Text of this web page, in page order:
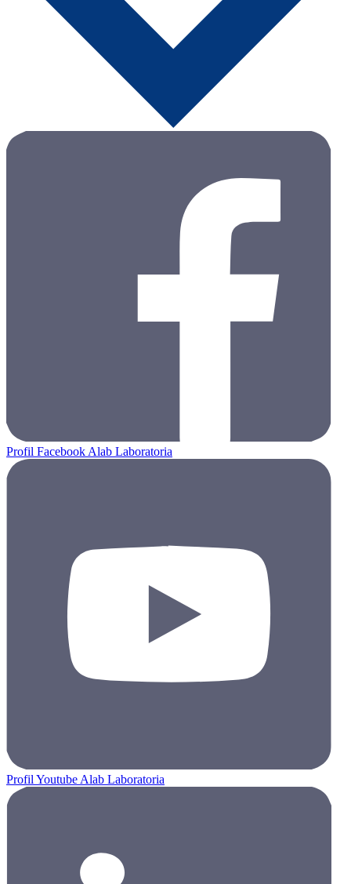
Profil Facebook Alab Laboratoria
Profil Youtube Alab Laboratoria